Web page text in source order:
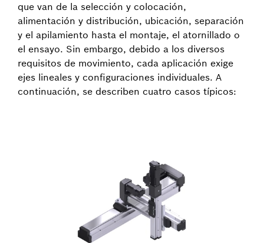
que van de la selección y colocación,
alimentación y distribución, ubicación, separación
y el apilamiento hasta el montaje, el atornillado o
el ensayo. Sin embargo, debido a los diversos
requisitos de movimiento, cada aplicación exige
ejes lineales y configuraciones individuales. A
continuación, se describen cuatro casos típicos: